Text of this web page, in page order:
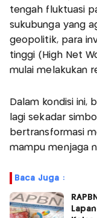
tengah fluktuasi
sukubunga yang
geopolitik, para
tinggi (High Net
mulai melakukan
Dalam kondisi ini,
lagi sekadar
bertransformasi
mampu menjaga
Baca Juga :